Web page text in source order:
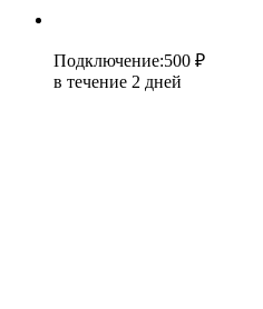
Подключение:500 ₽
в течение 2 дней